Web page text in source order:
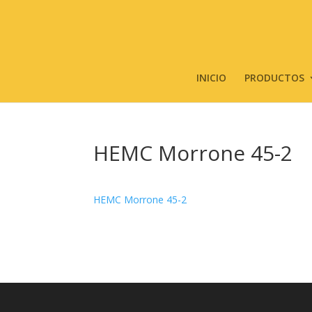
INICIO PRODUCTOS
HEMC Morrone 45-2
HEMC Morrone 45-2